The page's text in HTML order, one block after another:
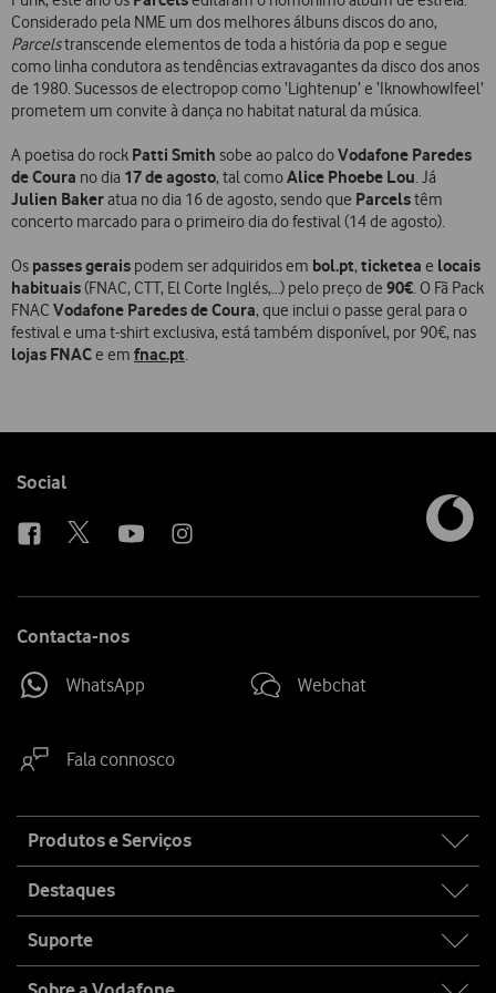
Considerado pela NME um dos melhores álbuns discos do ano,
Parcelstranscende elementos de toda a história da pop e segue
como linha condutora as tendências extravagantes da disco dos anos
de 1980. Sucessos de electropop como ‘Lightenup’ e ‘IknowhowIfeel’
prometem um convite à dança no habitat natural da música.
A poetisa do rock Patti Smith sobe ao palco doVodafone Paredes
de Coura no dia 17 de agosto, tal comoAlice Phoebe Lou. Já
Julien Bakeratua no dia 16 de agosto, sendo que Parcelstêm
concerto marcado para o primeiro dia do festival (14 de agosto).
Os passes gerais podem ser adquiridos em bol.pt,ticketea e locais
habituais(FNAC, CTT, El Corte Inglés,…) pelo preço de 90€. O Fã Pack
FNAC Vodafone Paredes de Coura, que inclui o passe geral para o
festival e uma t-shirt exclusiva, está também disponível, por 90€, nas
lojas FNACe em fnac.pt.
Follow
Social
Contacta-nos
WhatsApp Webchat
Fala connosco
map
Produtos e Serviços
Destaques
Suporte